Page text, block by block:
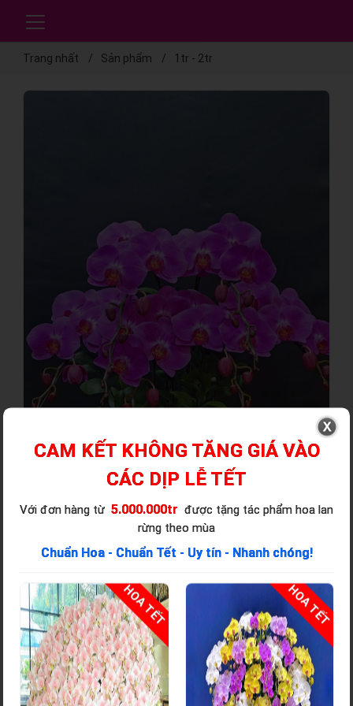
Trang nhất Sản phẩm 1tr - 2tr
CAM KẾT KHÔNG TĂNG GIÁ VÀO
CÁC DỊP LỄ TẾT
Với đơn hàng từ 5.000.000tr được tặng tác phẩm hoa lan
rừng theo mùa
Chuẩn Hoa - Chuẩn Tết - Uy tín - Nhanh chóng!
HOA TẾT HOA TẾT